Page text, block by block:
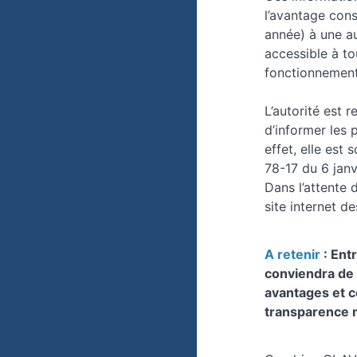
l’avantage
année) à une
accessible à
L’autorité est
d’informer les
effet, elle est
78-17 du 6
Dans l’attente
site internet
A retenir :
conviendra de
avantages et
transparence